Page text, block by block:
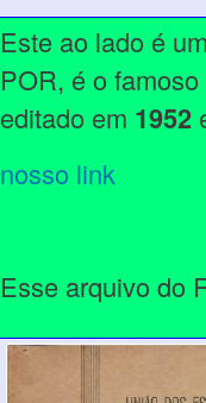
Este ao lado é
POR, é o famoso
editado em 1952
nosso link
Esse arquivo do